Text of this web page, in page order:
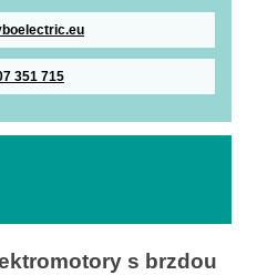
351 715
s brzdou